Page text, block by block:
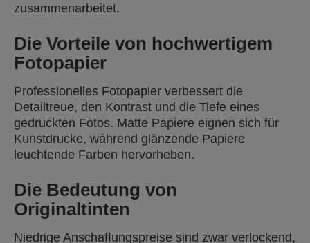
zusammenarbeitet.
Die Vorteile von hochwertigem
Fotopapier
Professionelles Fotopapier verbessert die
Detailtreue, den Kontrast und die Tiefe eines
gedruckten Fotos. Matte Papiere eignen sich für
Kunstdrucke, während glänzende Papiere
leuchtende Farben hervorheben.
Die Bedeutung von
Originaltinten
Niedrige Anschaffungspreise sind zwar verlockend,